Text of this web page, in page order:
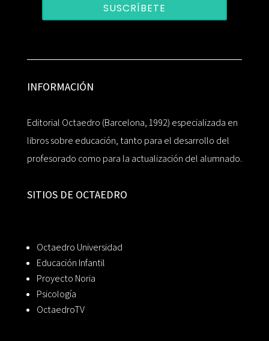
SUSCRÍBETE
INFORMACIÓN
Editorial Octaedro (Barcelona, 1992) especializada en
libros sobre educación, tanto para el desarrollo del
profesorado como para la actualización del alumnado.
SITIOS DE OCTAEDRO
Octaedro Universidad
Educación Infantil
Proyecto Noria
Psicología
OctaedroTV